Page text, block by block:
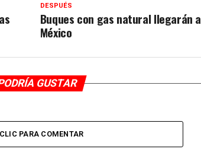
DESPUÉS
Buques con gas natural llegarán a
México
GUSTAR
PARA COMENTAR